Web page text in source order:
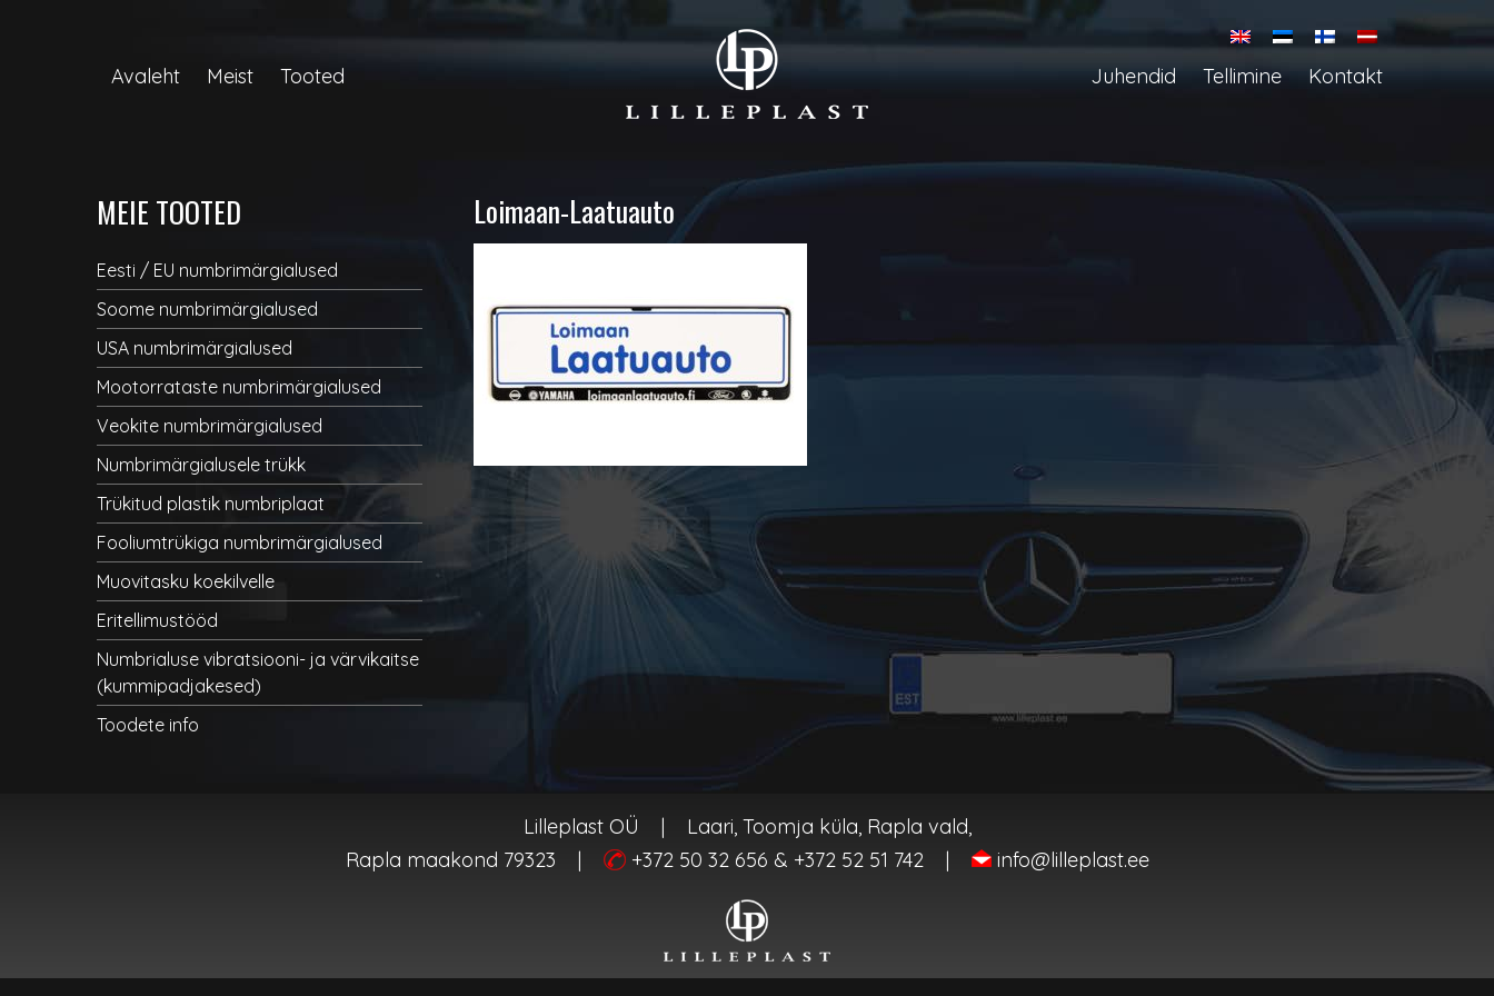
Avaleht Meist Tooted Juhendid Tellimine Kontakt
Loimaan-Laatuauto
MEIE TOOTED
Eesti / EU numbrimärgialused
Soome numbrimärgialused
USA numbrimärgialused
Mootorrataste numbrimärgialused
Veokite numbrimärgialused
Numbrimärgialusele trükk
Trükitud plastik numbriplaat
Fooliumtrükiga numbrimärgialused
Muovitasku koekilvelle
Eritellimustööd
Numbrialuse vibratsiooni- ja värvikaitse
(kummipadjakesed)
Toodete info
Lilleplast OÜ |
Laari, Toomja küla, Rapla vald,
Rapla maakond 79323
| +372 50 32 656 & +372 52 51 742 | info@lilleplast.ee